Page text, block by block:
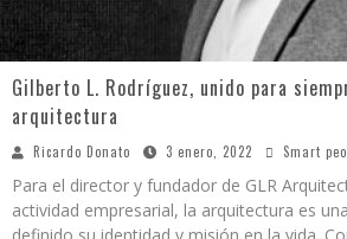
Gilberto L. Rodríguez, unido para
arquitectura
Ricardo Donato 3 enero, 2022 Smart
Para el director y fundador de GLR
actividad empresarial, la arquitectura es